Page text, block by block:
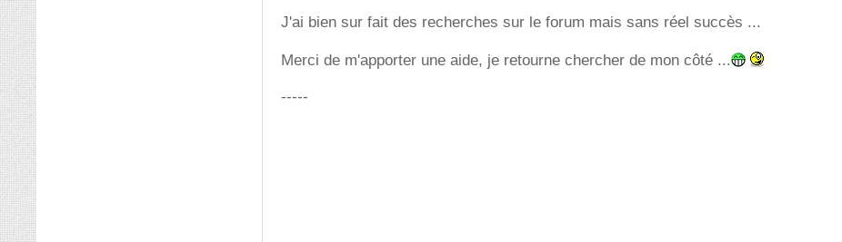
J'ai bien sur fait des recherches sur le forum mais sans réel succès ...
Merci de m'apporter une aide, je retourne chercher de mon côté ...
-----